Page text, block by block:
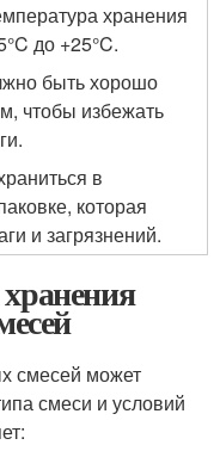
хранения
до +25°C.
быть хорошо
чтобы избежать
в
которая
и загрязнений.
смесей может
смеси и условий